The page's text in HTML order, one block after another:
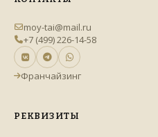
moy-tai@mail.ru
+7 (499) 226-14-58
Франчайзинг
РЕКВИЗИТЫ